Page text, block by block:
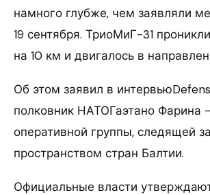
намного глубже, чем заявляли
19 сентября. ТриоМиГ-31
на 10 км и двигалось в
Об этом заявил в
полковник НАТОГаэтано Фарина
оперативной группы, следящей
пространством стран Балтии.
Официальные власти